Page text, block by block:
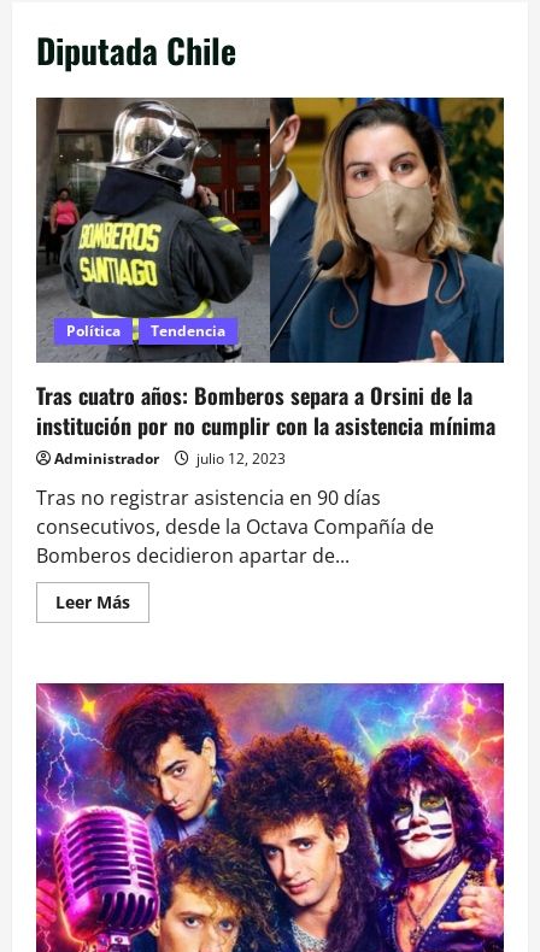
Diputada Chile
Política Tendencia
Tras cuatro años: Bomberos separa a Orsini de la
institución por no cumplir con la asistencia mínima
Administrador julio 12, 2023
Tras no registrar asistencia en 90 días
consecutivos, desde la Octava Compañía de
Bomberos decidieron apartar de...
Leer MásLeer
más
cuatro
años:
Bomberos
separa
a
Orsini
de
la
institución
por
no
cumplir
con
la
asistencia
mínima